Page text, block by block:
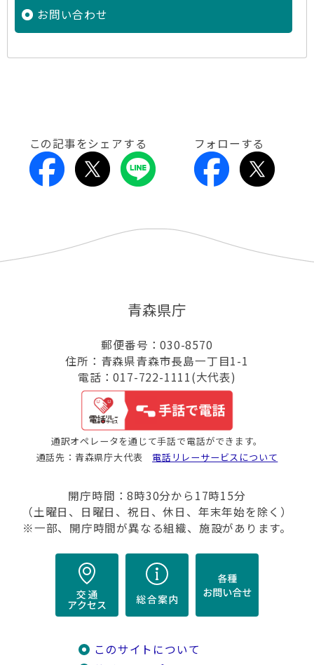
お問い合わせ
この記事をシェアする フォローする
青森県庁
郵便番号：030-8570
住所：青森県青森市長島一丁目1-1
電話：017-722-1111(大代表)
通訳オペレータを通じて手話で電話ができます。
通話先：青森県庁大代表 電話リレーサービスについて
開庁時間：8時30分から17時15分
（土曜日、日曜日、祝日、休日、年末年始を除く）
※一部、開庁時間が異なる組織、施設があります。
このサイトについて